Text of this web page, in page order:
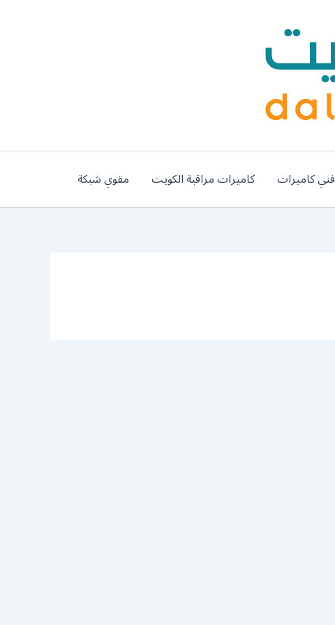
فني كاميرات كاميرات مراقبة الكويت مقوي شبكة